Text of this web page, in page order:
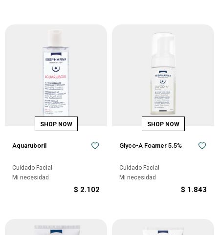
Aquaruboril
Cuidado Facial
Mi necesidad
$ 2.102
Glyco-A Foamer 5.5%
Cuidado Facial
Mi necesidad
$ 1.843